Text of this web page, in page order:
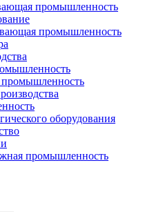
промышленность
промышленность
оборудования
промышленность